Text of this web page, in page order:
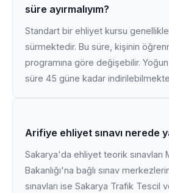
süre ayırmalıyım?
Standart bir ehliyet kursu
sürmektedir. Bu süre, kişinin
programına göre değişebilir.
süre 45 güne kadar
Arifiye ehliyet sınavı nerede
Sakarya'da ehliyet teorik sınavları
Bakanlığı'na bağlı sınav
sınavları ise Sakarya Trafik Tescil